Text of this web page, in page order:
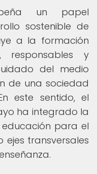
un papel
sostenible de
a la formación
responsables y
del medio
de una sociedad
este sentido, el
ha integrado la
para el
ejes transversales